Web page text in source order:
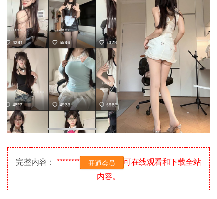
完整内容： ******** 开通会员
可在线观看和下载全站
内容。